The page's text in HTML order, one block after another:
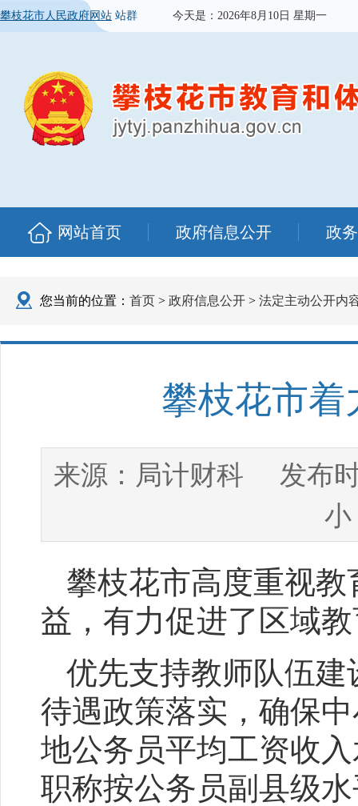
攀枝花市人民政府网站 站群 今天是： 2026年8月10日 星期一
网站首页 政府信息公开 政
您当前的位置： 首页 > 政府信息公开 > 法定主动公开内
攀枝花市着
来源： 局计财科 发布
小
攀枝花市高度重视
益，有力促进了区域
优先支持教师队伍
待遇政策落实，确保
地公务员平均工资收
职称按公务员副县级